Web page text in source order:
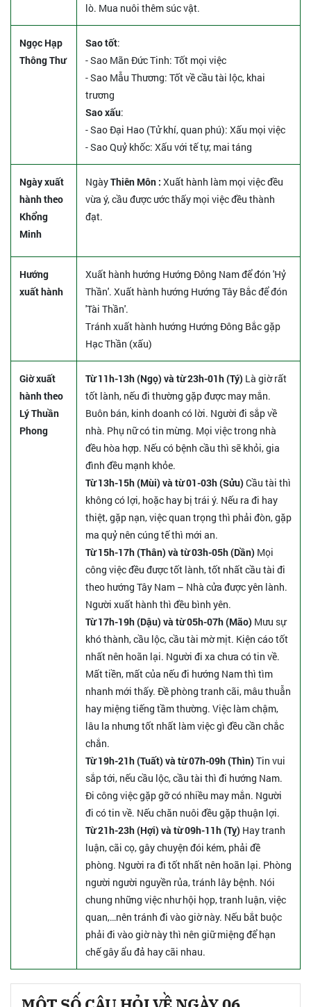
lò. Mua nuôi thêm súc vật.
Ngọc Hạp
Thông Thư
Sao tốt:
- Sao Mãn Đức Tinh: Tốt mọi việc
- Sao Mẫu Thương: Tốt về cầu tài lộc, khai
trương
Sao xấu:
- Sao Đại Hao (Tử khí, quan phú): Xấu mọi việc
- Sao Quỷ khốc: Xấu với tế tự, mai táng
Ngày xuất
hành theo
Khổng
Minh
NgàyThiên Môn : Xuất hành làm mọi việc đều
vừa ý, cầu được ước thấy mọi việc đều thành
đạt.
Hướng
xuất hành
Xuất hành hướng Hướng Đông Nam để đón 'Hỷ
Thần'. Xuất hành hướng Hướng Tây Bắc để đón
'Tài Thần'.
Tránh xuất hành hướng Hướng Đông Bắc gặp
Hạc Thần (xấu)
Giờ xuất
hành theo
Lý Thuần
Phong
Từ 11h-13h (Ngọ) và từ 23h-01h (Tý) Là giờ rất
tốt lành, nếu đi thường gặp được may mắn.
Buôn bán, kinh doanh có lời. Người đi sắp về
nhà. Phụ nữ có tin mừng. Mọi việc trong nhà
đều hòa hợp. Nếu có bệnh cầu thì sẽ khỏi, gia
đình đều mạnh khỏe.
Từ 13h-15h (Mùi) và từ 01-03h (Sửu) Cầu tài thì
không có lợi, hoặc hay bị trái ý. Nếu ra đi hay
thiệt, gặp nạn, việc quan trọng thì phải đòn, gặp
ma quỷ nên cúng tế thì mới an.
Từ 15h-17h (Thân) và từ 03h-05h (Dần) Mọi
công việc đều được tốt lành, tốt nhất cầu tài đi
theo hướng Tây Nam – Nhà cửa được yên lành.
Người xuất hành thì đều bình yên.
Từ 17h-19h (Dậu) và từ 05h-07h (Mão) Mưu sự
khó thành, cầu lộc, cầu tài mờ mịt. Kiện cáo tốt
nhất nên hoãn lại. Người đi xa chưa có tin về.
Mất tiền, mất của nếu đi hướng Nam thì tìm
nhanh mới thấy. Đề phòng tranh cãi, mâu thuẫn
hay miệng tiếng tầm thường. Việc làm chậm,
lâu la nhưng tốt nhất làm việc gì đều cần chắc
chắn.
Từ 19h-21h (Tuất) và từ 07h-09h (Thìn) Tin vui
sắp tới, nếu cầu lộc, cầu tài thì đi hướng Nam.
Đi công việc gặp gỡ có nhiều may mắn. Người
đi có tin về. Nếu chăn nuôi đều gặp thuận lợi.
Từ 21h-23h (Hợi) và từ 09h-11h (Tỵ) Hay tranh
luận, cãi cọ, gây chuyện đói kém, phải đề
phòng. Người ra đi tốt nhất nên hoãn lại. Phòng
người người nguyền rủa, tránh lây bệnh. Nói
chung những việc như hội họp, tranh luận, việc
quan,…nên tránh đi vào giờ này. Nếu bắt buộc
phải đi vào giờ này thì nên giữ miệng để hạn
chế gây ẩu đả hay cãi nhau.